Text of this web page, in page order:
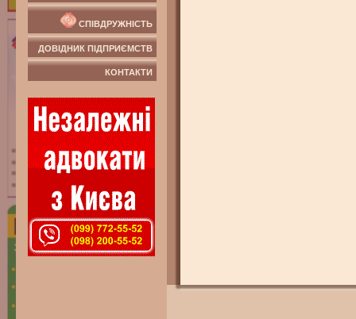
СПІВДРУЖНІСТЬ
ДОВІДНИК ПІДПРИЄМСТВ
КОНТАКТИ